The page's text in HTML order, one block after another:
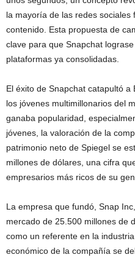
la mayoría de las redes
contenido. Esta propuesta de
clave para que Snapchat
plataformas ya consolidadas.
El éxito de Snapchat catapultó
los jóvenes multimillonarios del
ganaba popularidad,
jóvenes, la valoración de la
patrimonio neto de Spiegel se
millones de dólares, una cifra
empresarios más ricos de su
La empresa que fundó, Snap
mercado de 25.500 millones de
como un referente en la
económico de la compañía se